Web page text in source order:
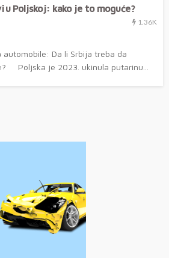
u Poljskoj: kako je to moguće?
1.36K
Da li Srbija treba da
Poljska je 2023. ukinula putarinu...